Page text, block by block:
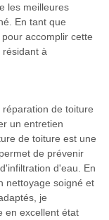
les meilleures
En tant que
accomplir cette
résidant à
de toiture
un entretien
de toiture est une
de prévenir
d'eau. En
nettoyage soigné et
je
en excellent état